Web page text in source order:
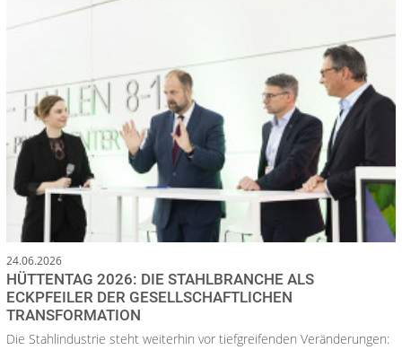
24.06.2026
HÜTTENTAG 2026: DIE STAHLBRANCHE ALS
ECKPFEILER DER GESELLSCHAFTLICHEN
TRANSFORMATION
Die Stahlindustrie steht weiterhin vor tiefgreifenden Veränderungen: